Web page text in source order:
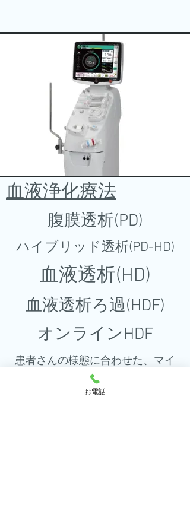
​血液浄化療法
​腹膜透析​(PD)
ハイブリッド透析(PD-HD)
​血液透析​(HD)
​血液透析ろ過(HDF)
オンラインHDF​
​患者さんの様態に合わせた、マイ
ルドな透析から積極的な透析ま
で、残腎機能に考慮した様々な透
お電話